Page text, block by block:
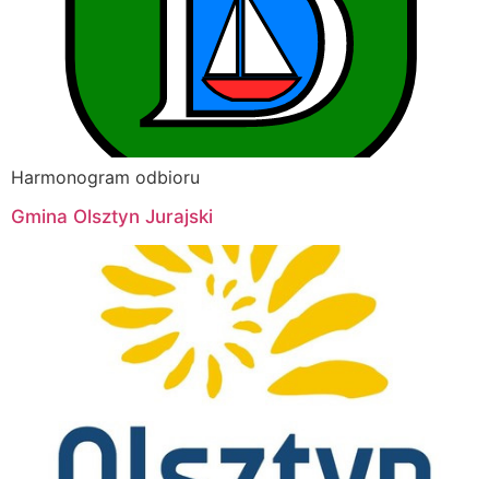
Harmonogram odbioru
Gmina Olsztyn Jurajski